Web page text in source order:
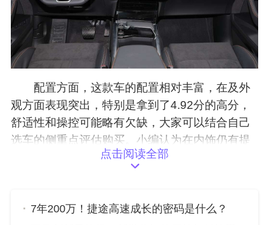
配置方面，这款车的配置相对丰富，在及外
观方面表现突出，特别是拿到了4.92分的高分，
舒适性和操控可能略有欠缺，大家可以结合自己
选车的侧重点评估购买。小编认为在内饰仍有提
高空间，尤其希望舒适性及操控能改进，对及外
总结：本篇文章我们共推荐了，奥迪Q6，奥
点击阅读全部
7年200万！捷途高速成长的密码是什么？